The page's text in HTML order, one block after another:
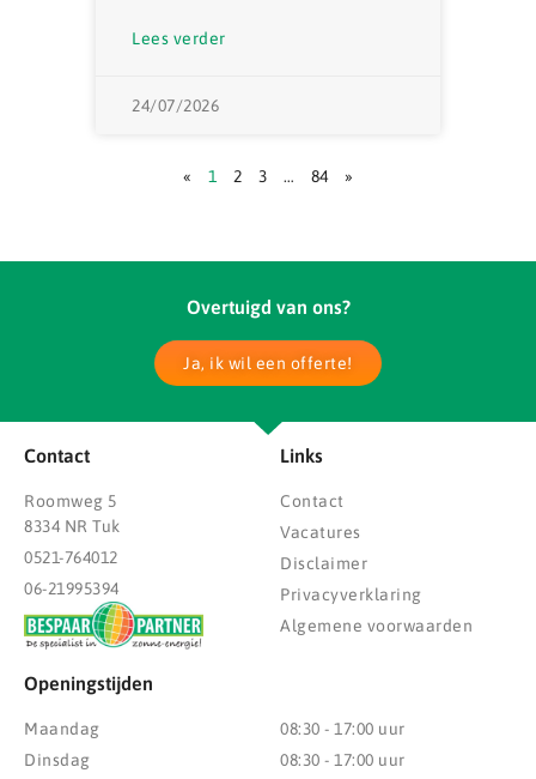
Lees verder
24/07/2026
« 1 2 3 … 84 »
Overtuigd van ons?
Ja, ik wil een offerte!
Contact
Roomweg 5
8334 NR Tuk
0521-764012
06-21995394
Links
Contact
Vacatures
Disclaimer
Privacyverklaring
Algemene voorwaarden
Openingstijden
Maandag
Dinsdag
08:30 - 17:00 uur
08:30 - 17:00 uur